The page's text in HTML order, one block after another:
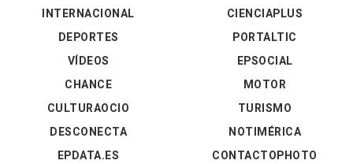
INTERNACIONAL
DEPORTES
VÍDEOS
CIENCIAPLUS
PORTALTIC
EPSOCIAL
CHANCE
CULTURAOCIO
DESCONECTA
EPDATA.ES
MOTOR
TURISMO
NOTIMÉRICA
CONTACTOPHOTO